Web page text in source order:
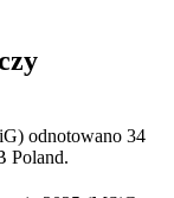
odnotowano 34
Poland.